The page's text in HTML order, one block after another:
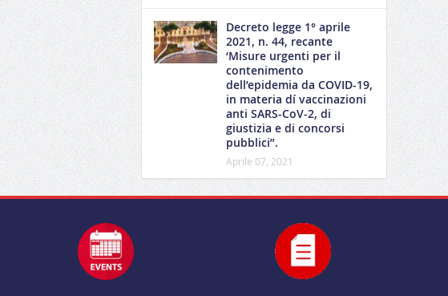
Decreto legge 1° aprile
2021, n. 44, recante
‘Misure urgenti per il
contenimento
dell’epidemia da COVID-19,
in materia dí vaccinazioni
anti SARS-CoV-2, di
giustizia e di concorsi
pubblici”.
Aprile 07, 2021